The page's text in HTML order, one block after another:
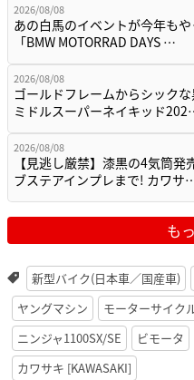
2026/08/08
あの白馬のイベントが今年もや
「BMW MOTORRAD DAYS …
2026/08/08
ゴールドフレームからシック
ミドルスーパーネイキッド
2026/08/08
【見逃し厳禁】漆黒の4気筒発
ブステアインプレまで! カワサ
も
新型バイク(日本車／国産車)
ヤングマシン
モーターサイク
ニンジャ1100SX/SE
ビモータ
カワサキ [KAWASAKI]